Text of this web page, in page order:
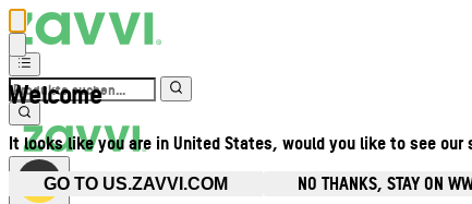
Welcome
It looks like you are in United States, would you like to see
GO TO US.ZAVVI.COM NO THANKS, STAY ON